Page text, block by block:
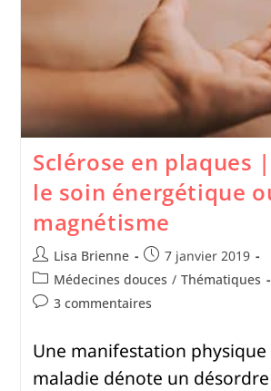
Sclérose en plaques |
le soin énergétique
magnétisme
Lisa Brienne
7 janvier 2019
Médecines douces / Thématiques
3 commentaires
Une manifestation physique
maladie dénote un